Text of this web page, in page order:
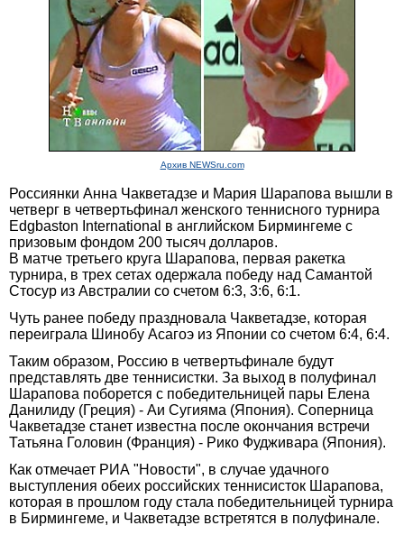
Архив NEWSru.com
Россиянки Анна Чакветадзе и Мария Шарапова вышли в
четверг в четвертьфинал женского теннисного турнира
Edgbaston International в английском Бирмингеме с
призовым фондом 200 тысяч долларов.
В матче третьего круга Шарапова, первая ракетка
турнира, в трех сетах одержала победу над Самантой
Стосур из Австралии со счетом 6:3, 3:6, 6:1.
Чуть ранее победу праздновала Чакветадзе, которая
переиграла Шинобу Асагоэ из Японии со счетом 6:4, 6:4.
Таким образом, Россию в четвертьфинале будут
представлять две теннисистки. За выход в полуфинал
Шарапова поборется с победительницей пары Елена
Данилиду (Греция) - Аи Сугияма (Япония). Соперница
Чакветадзе станет известна после окончания встречи
Татьяна Головин (Франция) - Рико Фудживара (Япония).
Как отмечает РИА "Новости", в случае удачного
выступления обеих российских теннисисток Шарапова,
которая в прошлом году стала победительницей турнира
в Бирмингеме, и Чакветадзе встретятся в полуфинале.